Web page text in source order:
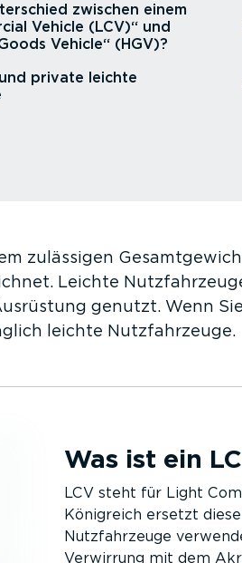
zwischen einem
Vehicle (LCV)“ und
Vehicle“ (HGV)?
private leichte
zulässigen
Leichte
genutzt. Wenn
leichte Nutzfahr­zeuge.
Was ist ein
LCV steht für Light
Königreich ersetzt
Nutzfahr­zeuge
Verwirrung mit dem